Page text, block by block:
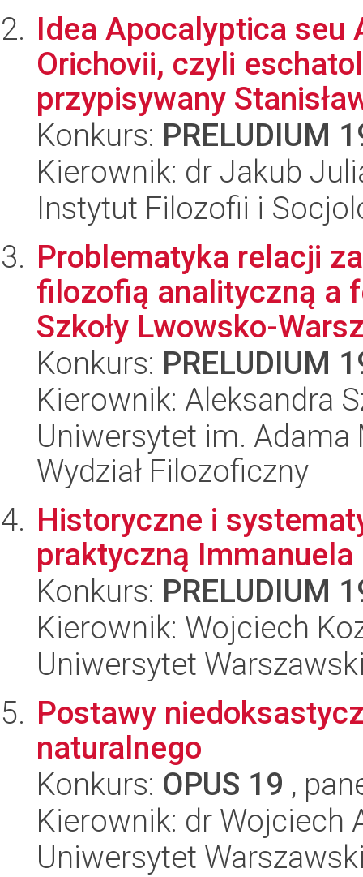
Idea Apocalyptica seu
Orichovii, czyli
przypisywany
Konkurs: PRELUDIUM
Kierownik: dr Jakub
Instytut Filozofii i
Problematyka relacji
filozofią analityczną a
Szkoły Lwowsko-
Konkurs: PRELUDIUM
Kierownik: Aleksandra
Uniwersytet im.
Wydział Filozoficzny
Historyczne i
praktyczną
Konkurs: PRELUDIUM
Kierownik: Wojciech
Uniwersytet
Postawy
naturalnego
Konkurs: OPUS 19 ,
Kierownik: dr Wojciech
Uniwersytet